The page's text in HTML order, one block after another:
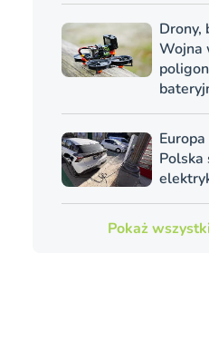
Drony,
Wojna
Polska
Pokaż